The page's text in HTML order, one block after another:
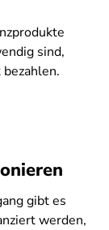
sind,
gibt es
werden,